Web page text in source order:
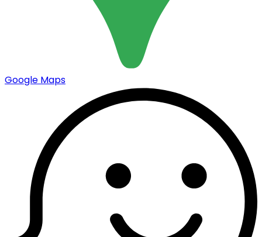
Google Maps